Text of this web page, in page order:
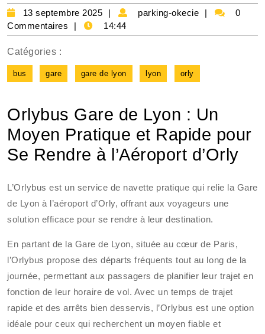
13 septembre 2025
13
septembre
2025
parking-okecie
parking-
0
Commentaires
14:44
Catégories :
bus gare gare de lyon lyon orly
Orlybus Gare de Lyon : Un
Moyen Pratique et Rapide pour
Se Rendre à l’Aéroport d’Orly
L’Orlybus est un service de navette pratique qui relie la Gare
de Lyon à l’aéroport d’Orly, offrant aux voyageurs une
solution efficace pour se rendre à leur destination.
En partant de la Gare de Lyon, située au cœur de Paris,
l’Orlybus propose des départs fréquents tout au long de la
journée, permettant aux passagers de planifier leur trajet en
fonction de leur horaire de vol. Avec un temps de trajet
rapide et des arrêts bien desservis, l’Orlybus est une option
idéale pour ceux qui recherchent un moyen fiable et